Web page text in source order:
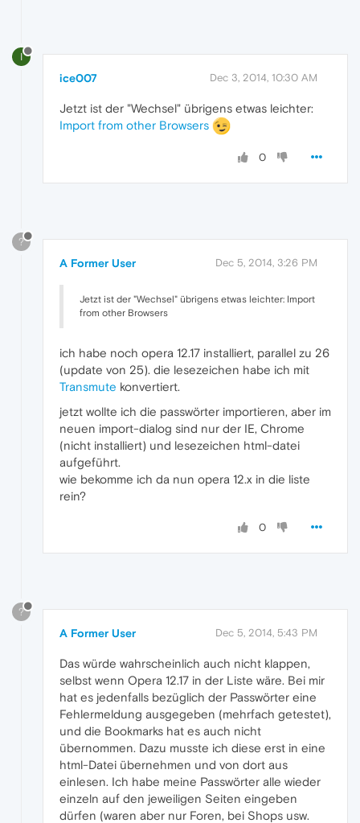
I
ice007 Dec 3, 2014, 10:30 AM
Jetzt ist der "Wechsel" übrigens etwas leichter:
Import from other Browsers
0
?
A Former User Dec 5, 2014, 3:26 PM
Jetzt ist der "Wechsel" übrigens etwas leichter: Import
from other Browsers
ich habe noch opera 12.17 installiert, parallel zu 26
(update von 25). die lesezeichen habe ich mit
Transmute konvertiert.
jetzt wollte ich die passwörter importieren, aber im
neuen import-dialog sind nur der IE, Chrome
(nicht installiert) und lesezeichen html-datei
aufgeführt.
wie bekomme ich da nun opera 12.x in die liste
rein?
0
?
A Former User Dec 5, 2014, 5:43 PM
Das würde wahrscheinlich auch nicht klappen,
selbst wenn Opera 12.17 in der Liste wäre. Bei mir
hat es jedenfalls bezüglich der Passwörter eine
Fehlermeldung ausgegeben (mehrfach getestet),
und die Bookmarks hat es auch nicht
übernommen. Dazu musste ich diese erst in eine
html-Datei übernehmen und von dort aus
einlesen. Ich habe meine Passwörter alle wieder
einzeln auf den jeweiligen Seiten eingeben
dürfen (waren aber nur Foren, bei Shops usw.